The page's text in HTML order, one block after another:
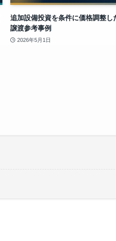
追加設備投資を条件に価格調整し
譲渡参考事例
2026年5月1日